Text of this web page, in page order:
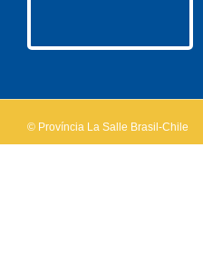
© Província La Salle Brasil-Chile